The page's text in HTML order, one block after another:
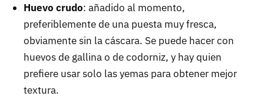
Huevo crudo: añadido al momento,
preferiblemente de una puesta muy fresca,
obviamente sin la cáscara. Se puede hacer con
huevos de gallina o de codorniz, y hay quien
prefiere usar solo las yemas para obtener mejor
textura.